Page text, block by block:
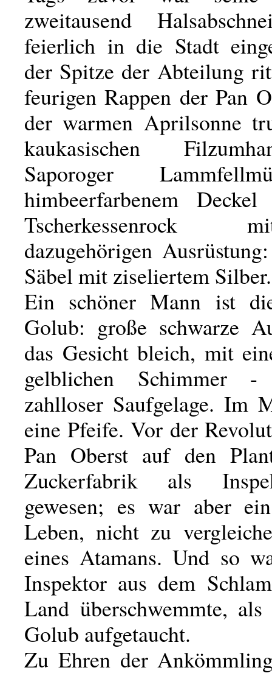
zweitausend
feierlich in die Stadt
der Spitze der Abteilung
feurigen Rappen der Pan
der warmen Aprilsonne
kaukasischen
Saporoger
himbeerfarbenem
dazugehörigen
Säbel mit ziseliertem Silber.
Ein schöner Mann ist
Golub: große schwarze
das Gesicht bleich, mit
gelblichen Schimmer
zahlloser Saufgelage. Im
eine Pfeife. Vor der
Pan Oberst auf den
Zuckerfabrik als
gewesen; es war aber
Leben, nicht zu
eines Atamans. Und so
Inspektor aus dem
Land überschwemmte, als
Golub aufgetaucht.
Zu Ehren der